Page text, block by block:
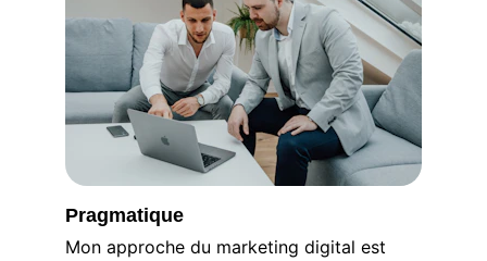
Pragmatique
Mon approche du marketing digital est